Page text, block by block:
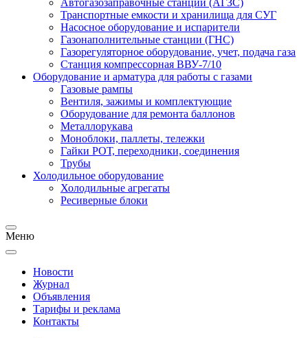
Автогазозаправочные станции (АГЗС)
Транспортные емкости и хранилища для СУГ
Насосное оборудование и испарители
Газонаполнительные станции (ГНС)
Газорегуляторное оборудование, учет, подача газа
Станция компрессорная ВВУ-7/10
Оборудование и арматура для работы с газами
Газовые рампы
Вентиля, зажимы и комплектующие
Оборудование для ремонта баллонов
Металлорукава
Моноблоки, паллеты, тележки
Гайки РОТ, переходники, соединения
Трубы
Холодильное оборудование
Холодильные агрегаты
Ресиверные блоки
Меню
Новости
Журнал
Объявления
Тарифы и реклама
Контакты